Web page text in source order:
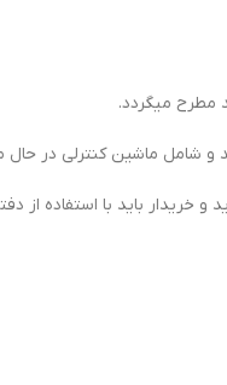
مطرح میگردد.
باید با استفاده از